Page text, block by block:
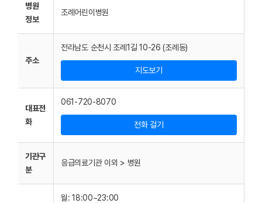
병원
정보
조례어린이병원
주소
전라남도 순천시 조례1길 10-26 (조례동)
지도보기
대표전
화
061-720-8070
전화 걸기
기관구
분
응급의료기관 이외 > 병원
월: 18:00~23:00